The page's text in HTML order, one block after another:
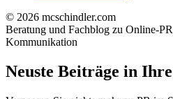
© 2026 mcschindler.com
Beratung und Fachblog zu Online-
Kommunikation
Neuste Beiträge in